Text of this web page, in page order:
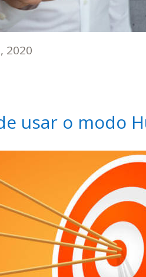
2020
usar o modo